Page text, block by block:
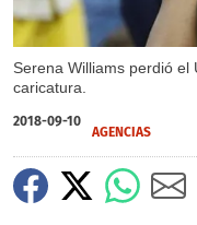
Serena Williams perdió
caricatura.
2018-09-10
AGENCIAS